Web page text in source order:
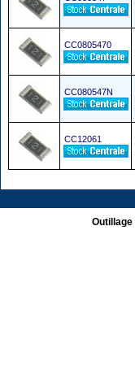
CC0805470
CC080547N
CC12061
Outillage|